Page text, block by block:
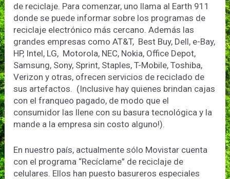
de reciclaje. Para comenzar, uno llama al Earth 911
donde se puede informar sobre los programas de
reciclaje electrónico más cercano. Además las
grandes empresas como AT&T, Best Buy, Dell, e-Bay,
HP, Intel, LG, Motorola, NEC, Nokia, Office Depot,
Samsung, Sony, Sprint, Staples, T-Mobile, Toshiba,
Verizon y otras, ofrecen servicios de reciclado de
sus artefactos. (Inclusive hay quienes brindan cajas
con el franqueo pagado, de modo que el
consumidor las llene con su basura tecnológica y la
mande a la empresa sin costo alguno!).
En nuestro país, actualmente sólo Movistar cuenta
con el programa “Recíclame” de reciclaje de
celulares. Ellos han puesto basureros especiales